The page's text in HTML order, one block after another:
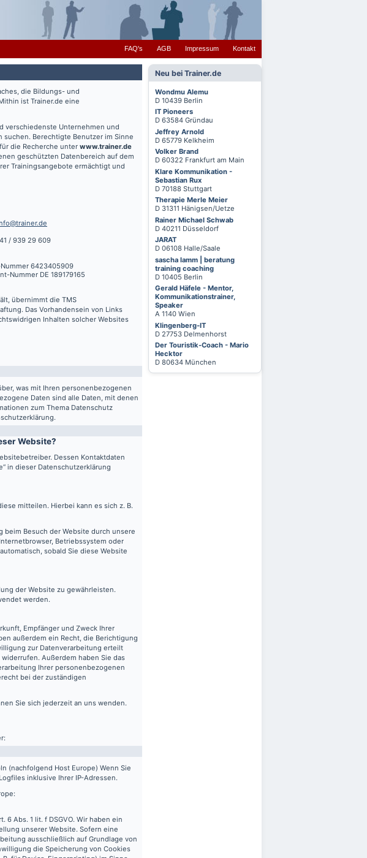
FAQ's AGB Impressum Kontakt
Neu bei Trainer.de
Wondmu Alemu
D 10439 Berlin
IT Pioneers
D 63584 Gründau
Jeffrey Arnold
D 65779 Kelkheim
Volker Brand
D 60322 Frankfurt am Main
Klare Kommunikation -
Sebastian Rux
D 70188 Stuttgart
Therapie Merle Meier
D 31311 Hänigsen/Uetze
Rainer Michael Schwab
D 40211 Düsseldorf
JARAT
D 06108 Halle/Saale
sascha lamm | beratung
training coaching
D 10405 Berlin
Gerald Häfele - Mentor,
Kommunikationstrainer,
Speaker
A 1140 Wien
Klingenberg-IT
D 27753 Delmenhorst
Der Touristik-Coach - Mario
Hecktor
D 80634 München
die Bildungs- und
ist Trainer.de eine
verschiedenste Unternehmen und
suchen. Berechtigte Benutzer im Sinne
die Recherche unter www.trainer.de
geschützten Datenbereich auf dem
Trainingsangebote ermächtigt und
/ 939 29 609
6423405909
Nummer DE 189179165
übernimmt die TMS
Das Vorhandensein von Links
Inhalten solcher Websites
was mit Ihren personenbezogenen
Daten sind alle Daten, mit denen
zum Thema Datenschutz
Website?
Dessen Kontaktdaten
in dieser Datenschutzerklärung
mitteilen. Hierbei kann es sich z. B.
Besuch der Website durch unsere
Betriebssystem oder
sobald Sie diese Website
der Website zu gewährleisten.
werden.
Empfänger und Zweck Ihrer
außerdem ein Recht, die Berichtigung
zur Datenverarbeitung erteilt
Außerdem haben Sie das
Ihrer personenbezogenen
bei der zuständigen
Sie sich jederzeit an uns wenden.
(nachfolgend Host Europe) Wenn Sie
inklusive Ihrer IP-Adressen.
6 Abs. 1 lit. f DSGVO. Wir haben ein
unserer Website. Sofern eine
ausschließlich auf Grundlage von
die Speicherung von Cookies